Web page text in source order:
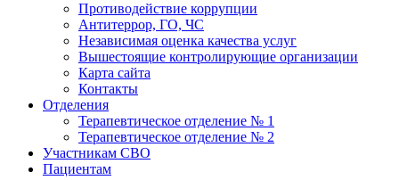
Противодействие коррупции
Антитеррор, ГО, ЧС
Независимая оценка качества услуг
Вышестоящие контролирующие организации
Карта сайта
Контакты
Отделения
Терапевтическое отделение № 1
Терапевтическое отделение № 2
Участникам СВО
Пациентам